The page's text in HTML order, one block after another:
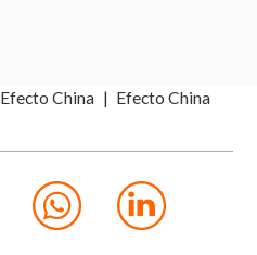
Efecto China
Efecto China